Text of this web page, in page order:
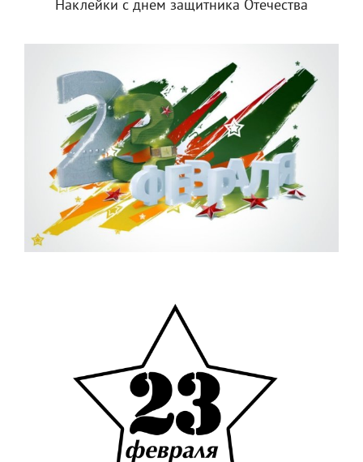
Наклейки с днем защитника Отечества